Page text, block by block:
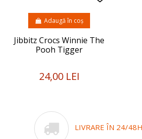
Jibbitz Crocs Winnie The
Pooh Tigger
24,00 LEI
Adaugă în coș
LIVRARE ÎN 24/48H